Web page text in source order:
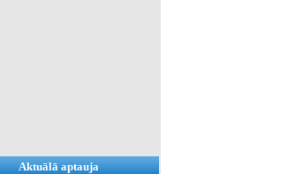
Aktuālā aptauja